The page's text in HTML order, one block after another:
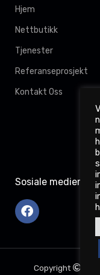
Hjem
Nettbutikk
Tjenester
Referanseprosjekt
Kontakt Oss
Sosiale medier
Copyright